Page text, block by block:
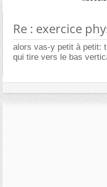
Re : exercice
alors vas-y petit à petit:
qui tire vers le bas